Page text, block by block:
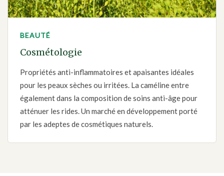
BEAUTÉ
Cosmétologie
Propriétés anti-inflammatoires et apaisantes idéales
pour les peaux sèches ou irritées. La caméline entre
également dans la composition de soins anti-âge pour
atténuer les rides. Un marché en développement porté
par les adeptes de cosmétiques naturels.